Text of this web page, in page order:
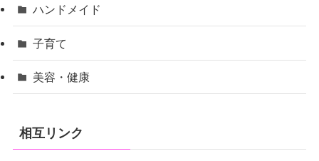
ハンドメイド
子育て
美容・健康
相互リンク